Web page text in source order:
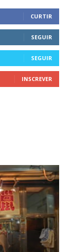
CURTIR
SEGUIR
SEGUIR
INSCREVER